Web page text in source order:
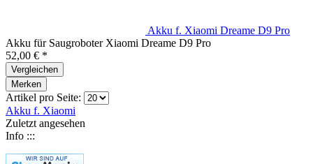
Akku f. Xiaomi Dreame D9 Pro
Akku für Saugroboter Xiaomi Dreame D9 Pro
52,00 € *
Vergleichen
Merken
Artikel pro Seite:
Akku f. Xiaomi
Zuletzt angesehen
Info :::